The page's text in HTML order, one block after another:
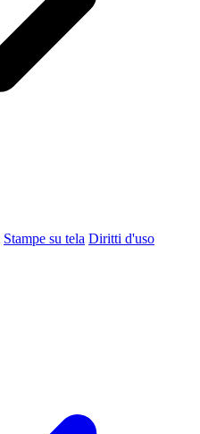
Stampe su tela Diritti d'uso